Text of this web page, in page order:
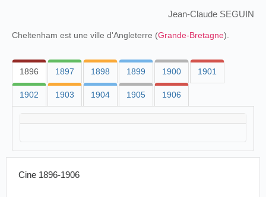
Jean-Claude SEGUIN
Cheltenham est une ville d'Angleterre (Grande-Bretagne).
1896 1897 1898 1899 1900 1901
1902 1903 1904 1905 1906
Cine 1896-1906